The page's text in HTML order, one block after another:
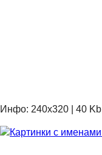
Инфо: 240х320 | 40 Kb